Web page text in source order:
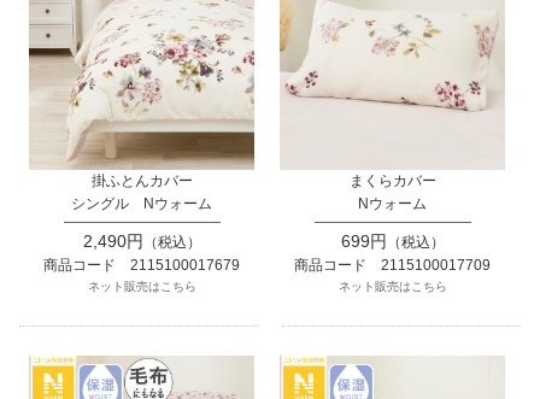
掛ふとんカバー
シングル Nウォーム
2,490円
（税込）
商品コード 2115100017679
ネット販売はこちら
まくらカバー
Nウォーム
699円
（税込）
商品コード 2115100017709
ネット販売はこちら